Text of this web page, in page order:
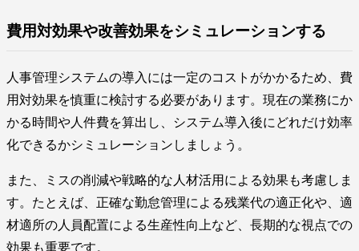
費用対効果や改善効果をシミュレーションする
人事管理システムの導入には一定のコストがかかるため、費
用対効果を慎重に検討する必要があります。現在の業務にか
かる時間や人件費を算出し、システム導入後にどれだけ効率
化できるかシミュレーションしましょう。
また、ミスの削減や戦略的な人材活用による効果も考慮しま
す。たとえば、正確な勤怠管理による残業代の適正化や、適
材適所の人員配置による生産性向上など、長期的な視点での
効果も重要です。